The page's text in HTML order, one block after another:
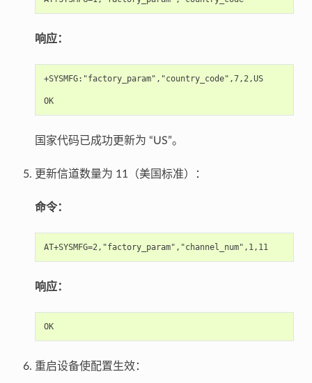
响应：
+SYSMFG:"factory_param","country_code",7,2,US
OK
国家代码已成功更新为 “US”。
更新信道数量为 11（美国标准）：
命令：
AT+SYSMFG=2,"factory_param","channel_num",1,11
响应：
OK
重启设备使配置生效：